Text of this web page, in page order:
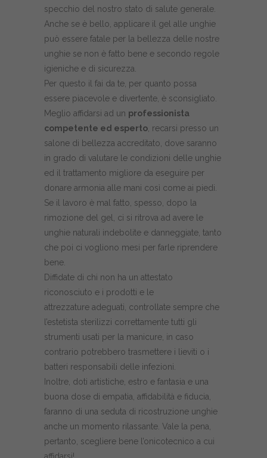
specchio del nostro stato di salute generale.
Anche se è bello, applicare il gel alle unghie
può essere fatale per la bellezza delle nostre
unghie se non è fatto bene e secondo regole
igieniche e di sicurezza.
Per questo il fai da te, per quanto possa
essere piacevole e divertente, è sconsigliato.
Meglio affidarsi ad un professionista
competente ed esperto, recarsi presso un
salone di bellezza accreditato, dove saranno
in grado di valutare le condizioni delle unghie
ed il trattamento migliore da eseguire per
donare armonia alle mani così come ai piedi.
Se il lavoro è mal fatto, spesso, dopo la
rimozione del gel, ci si ritrova ad avere le
unghie naturali indebolite e danneggiate, tanto
che poi ci vogliono mesi per farle riprendere
bene.
Diffidate di chi non ha un attestato
riconosciuto e i prodotti e le
attrezzature adeguati, controllate sempre che
l’estetista sterilizzi correttamente tutti gli
strumenti usati per la manicure, in caso
contrario potrebbero trasmettere i lieviti o i
batteri responsabili delle infezioni.
Inoltre, doti artistiche, estro e fantasia e una
buona dose di empatia, affidabilità e fiducia,
faranno di una seduta di ricostruzione unghie
anche un momento rilassante. Vale la pena,
pertanto, scegliere bene l’onicotecnico a cui